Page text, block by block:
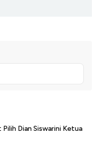
Dian Siswarini Ketua